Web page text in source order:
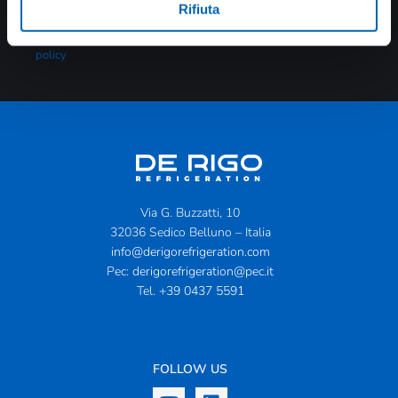
Rifiuta
regolamento UE 679/2016, si precisa che il trattamento dei
policy
Via G. Buzzatti, 10
32036 Sedico Belluno – Italia
info@derigorefrigeration.com
Pec: derigorefrigeration@pec.it
Tel. +39 0437 5591
FOLLOW US